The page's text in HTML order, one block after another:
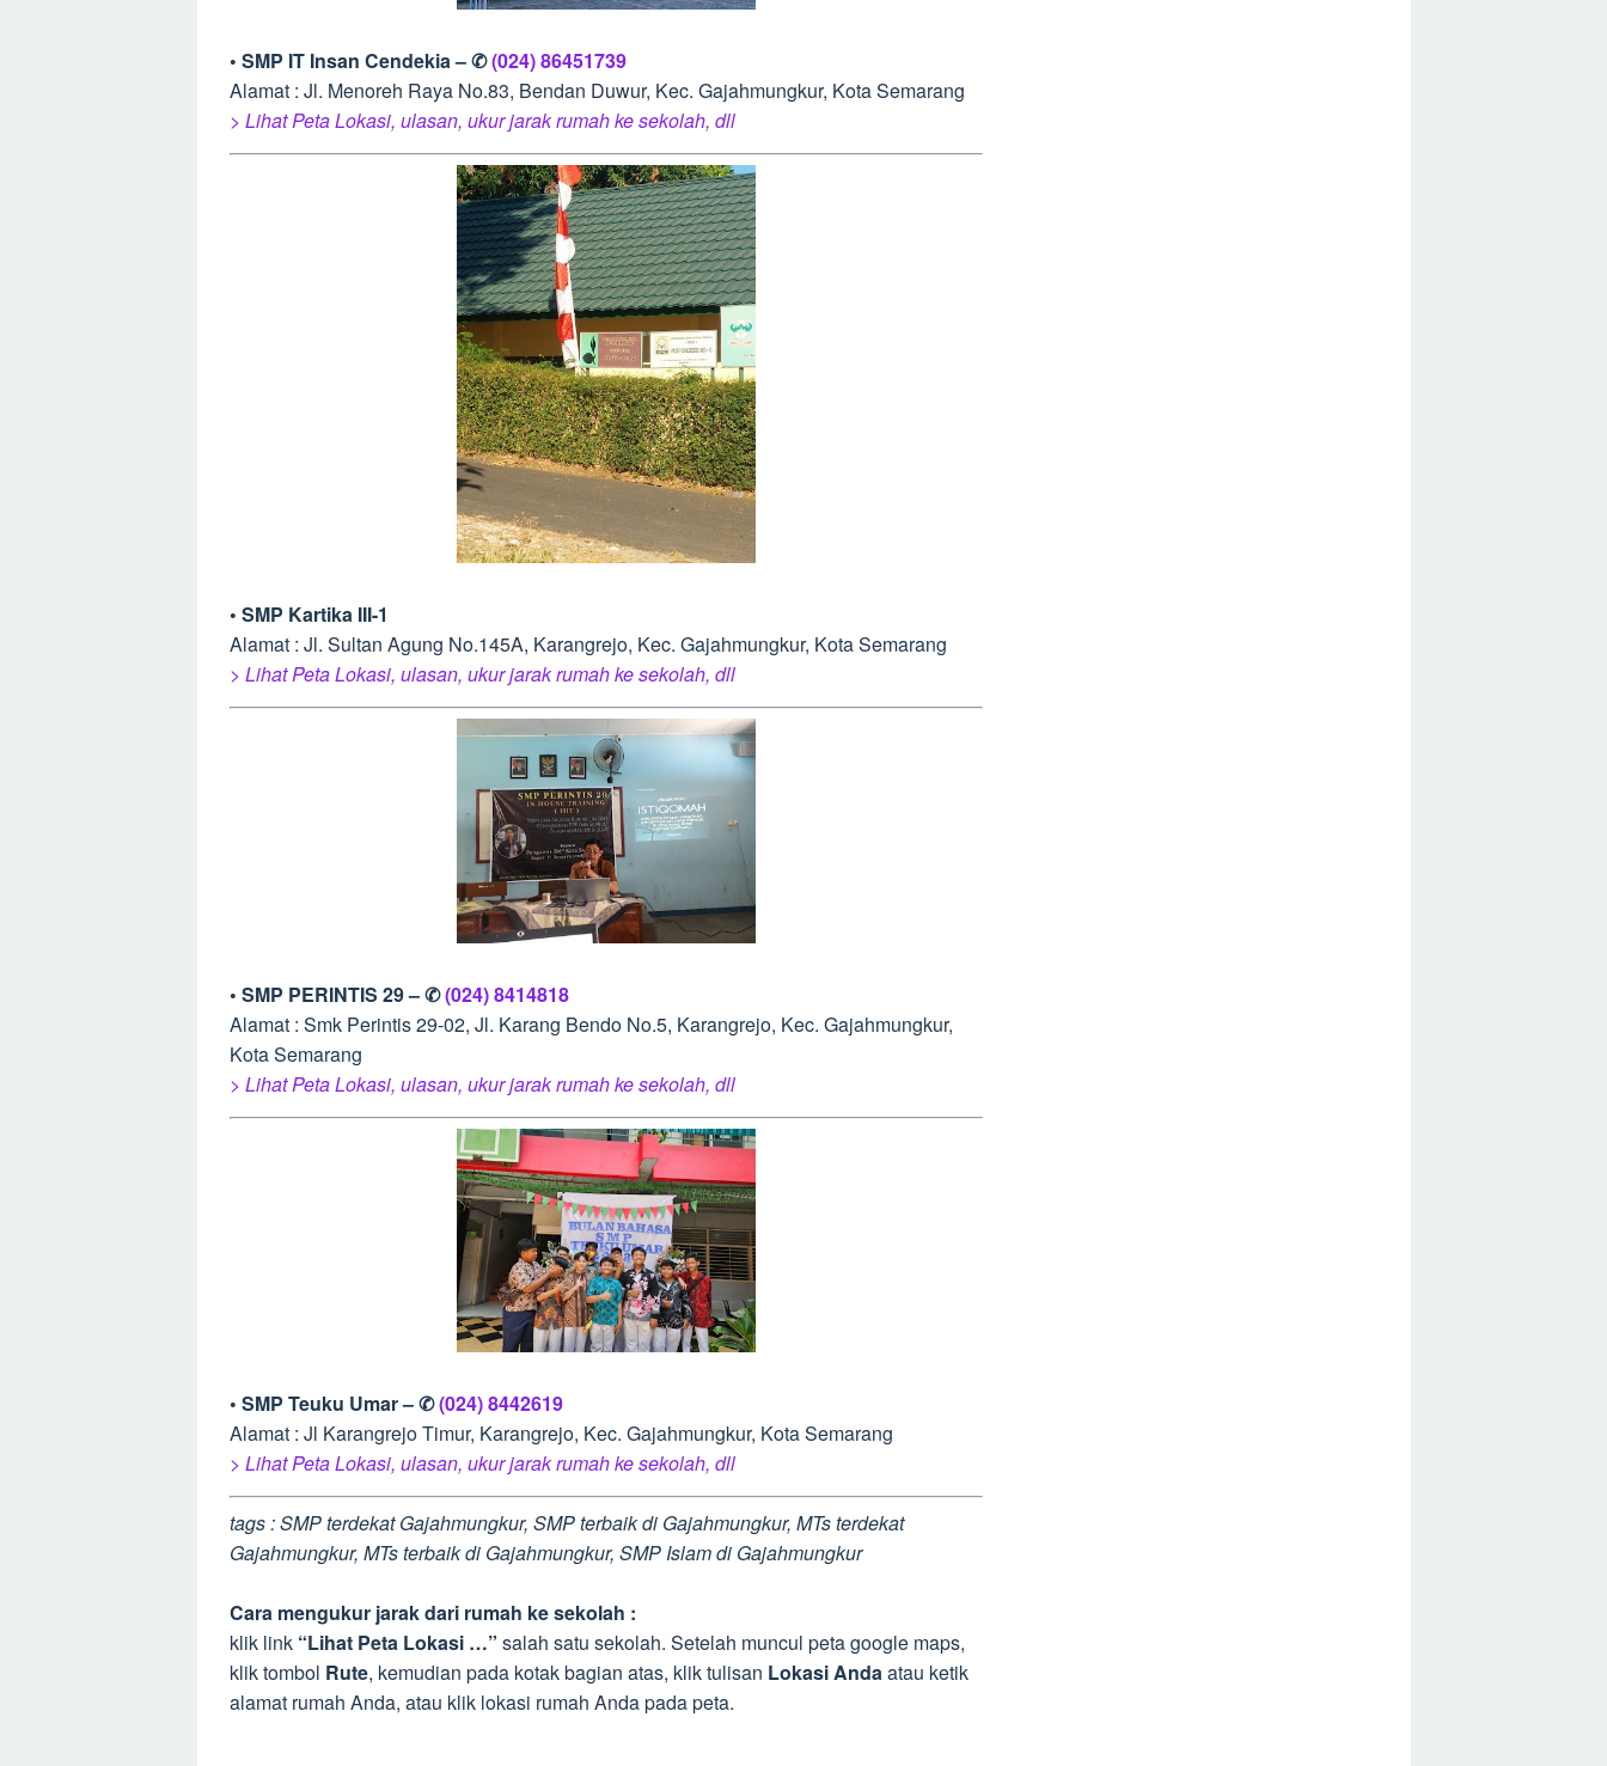
• SMP IT Insan Cendekia – ✆(024) 86451739
Alamat : Jl. Menoreh Raya No.83, Bendan Duwur, Kec. Gajahmungkur, Kota Semarang
> Lihat Peta Lokasi, ulasan, ukur jarak rumah ke sekolah, dll
• SMP Kartika III-1
Alamat : Jl. Sultan Agung No.145A, Karangrejo, Kec. Gajahmungkur, Kota Semarang
> Lihat Peta Lokasi, ulasan, ukur jarak rumah ke sekolah, dll
• SMP PERINTIS 29 – ✆(024) 8414818
Alamat : Smk Perintis 29-02, Jl. Karang Bendo No.5, Karangrejo, Kec. Gajahmungkur,
Kota Semarang
> Lihat Peta Lokasi, ulasan, ukur jarak rumah ke sekolah, dll
• SMP Teuku Umar – ✆(024) 8442619
Alamat : Jl Karangrejo Timur, Karangrejo, Kec. Gajahmungkur, Kota Semarang
> Lihat Peta Lokasi, ulasan, ukur jarak rumah ke sekolah, dll
tags : SMP terdekat Gajahmungkur, SMP terbaik di Gajahmungkur, MTs terdekat
Gajahmungkur, MTs terbaik di Gajahmungkur, SMP Islam di Gajahmungkur
Cara mengukur jarak dari rumah ke sekolah :
klik link “Lihat Peta Lokasi …” salah satu sekolah. Setelah muncul peta google maps,
klik tombol Rute, kemudian pada kotak bagian atas, klik tulisan Lokasi Andaatau ketik
alamat rumah Anda, atau klik lokasi rumah Anda pada peta.